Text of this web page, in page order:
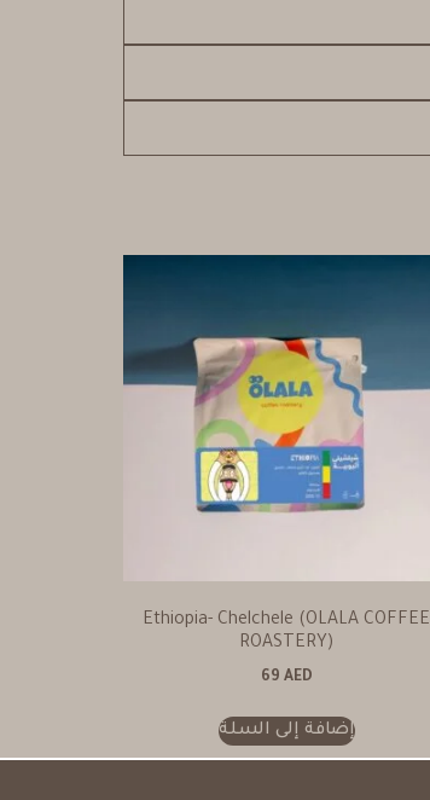
Ethiopia- Chelchele (OLALA COFFEE
ROASTERY)
69 AED
إضافة إلى السلة